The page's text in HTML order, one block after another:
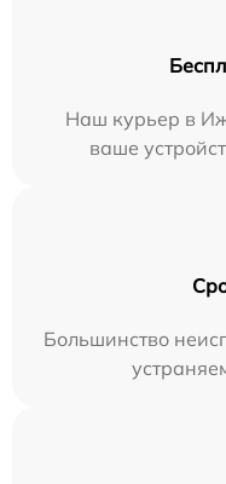
Наш курьер в
ваше
Большинство